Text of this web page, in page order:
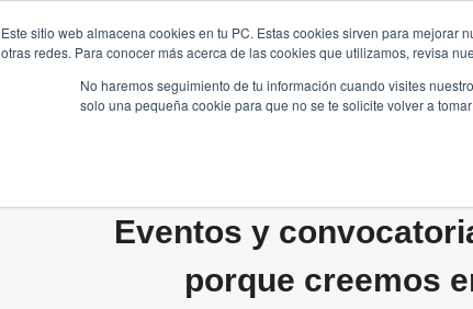
Este sitio web almacena cookies en tu PC. Estas cookies sirven para mejorar
otras redes. Para conocer más acerca de las cookies que utilizamos, revisa
No haremos seguimiento de tu información cuando visites
solo una pequeña cookie para que no se te solicite volver a
HOME B2B
Eventos y
porque creemos